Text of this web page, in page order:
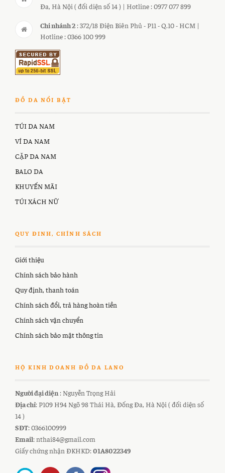
Đa, Hà Nội ( đối diện số 14 ) | Hotline : 0977 077 899
Chi nhánh 2 : 372/18 Điện Biên Phủ - P11 - Q.10 - HCM |
Hotline : 0366 100 999
ĐỒ DA NỔI BẬT
TÚI DA NAM
VÍ DA NAM
CẶP DA NAM
BALO DA
KHUYẾN MÃI
TÚI XÁCH NỮ
QUY ĐINH, CHÍNH SÁCH
Giới thiệu
Chính sách bảo hành
Quy định, thanh toán
Chính sách đổi, trả hàng hoàn tiền
Chính sách vận chuyển
Chính sách bảo mật thông tin
HỘ KINH DOANH ĐỒ DA LANO
Người đại diện : Nguyễn Trọng Hải
Địa chỉ: P109 H94 Ngõ 98 Thái Hà, Đống Đa, Hà Nội ( đối diện số
14 )
SĐT: 0366100999
Email: nthai84@gmail.com
Giấy chứng nhận ĐKHKD:01A8022349